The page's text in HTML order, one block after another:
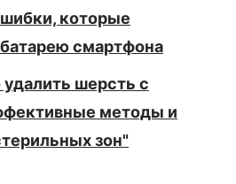
которые
смартфона
шерсть с
методы и
зон"